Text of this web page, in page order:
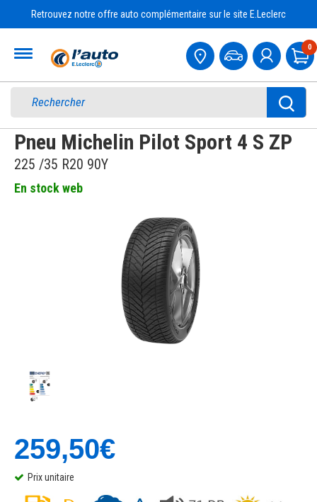
Retrouvez notre offre auto complémentaire sur le site E.Leclerc
0
Pneu Michelin Pilot Sport 4 S ZP
225 /35 R20 90Y
En stock web
259,50€
Prix unitaire